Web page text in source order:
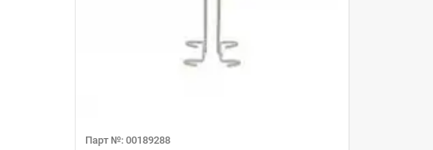
Парт №: 00189288